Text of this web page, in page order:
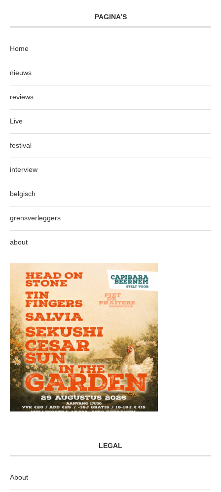
PAGINA’S
Home
nieuws
reviews
Live
festival
interview
belgisch
grensverleggers
about
LEGAL
About